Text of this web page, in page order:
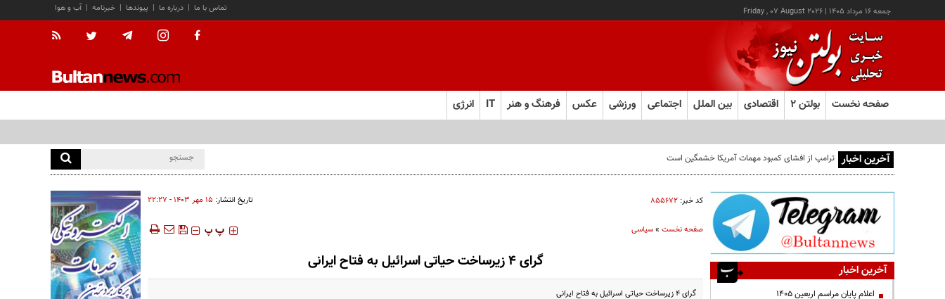
جمعه ۱۶ مرداد ۱۴۰۵ |
Friday , 07 August 2026 آب و هوا | خبرنامه | پیوندها | درباره ما | تماس با ما
صفحه نخست بولتن ۲ اقتصادی بین الملل اجتماعی ورزشی عکس فرهنگ و هنر IT انرژی
آخرین اخبار
کد خبر: ۸۵۵۶۷۲ تاریخ انتشار: ۱۵ مهر ۱۴۰۳ - ۲۲:۲۷
صفحه نخست»سیاسی ‍‍‍ پ پ
گرای ۴ زیرساخت حیاتی اسرائیل به فتاح ایرانی
گرای ۴ زیرساخت حیاتی اسرائیل به فتاح ایرانی
آخرین اخبار
اعلام پایان مراسم اربعین ۱۴۰۵